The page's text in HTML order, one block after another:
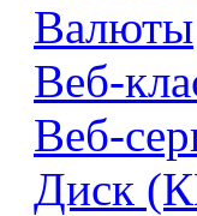
Валюты
Веб-
Веб-
Диск